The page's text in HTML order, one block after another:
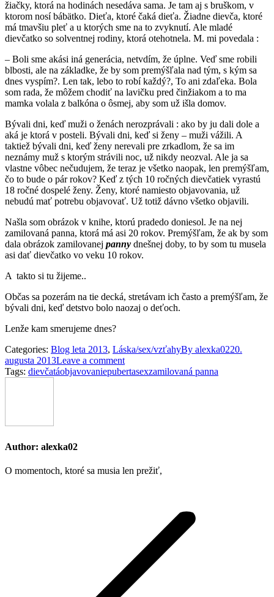
žiačky, ktorá na hodinách nesedáva sama. Je tam aj s bruškom, v
ktorom nosí bábätko. Dieťa, ktoré čaká dieťa. Žiadne dievča, ktoré
má tmavšiu pleť a u ktorých sme na to zvyknutí. Ale mladé
dievčatko so solventnej rodiny, ktorá otehotnela. M. mi povedala :
– Boli sme akási iná generácia, netvdím, že úplne. Veď sme robili
blbosti, ale na základke, že by som premýšľala nad tým, s kým sa
dnes vyspím?. Len tak, lebo to robí každý?, To ani zdaľeka. Bola
som rada, že môžem chodiť na lavičku pred činžiakom a to ma
mamka volala z balkóna o ôsmej, aby som už išla domov.
Bývali dni, keď muži o ženách nerozprávali : ako by ju dali dole a
aká je ktorá v posteli. Bývali dni, keď si ženy – muži vážili. A
taktiež bývali dni, keď ženy nerevali pre zrkadlom, že sa im
neznámy muž s ktorým strávili noc, už nikdy neozval. Ale ja sa
vlastne vôbec nečudujem, že teraz je všetko naopak, len premýšľam,
čo to bude o pár rokov? Keď z tých 10 ročných dievčatiek vyrastú
18 ročné dospelé ženy. Ženy, ktoré namiesto objavovania, už
nebudú mať potrebu objavovať. Už totiž dávno všetko objavili.
Našla som obrázok v knihe, ktorú pradedo doniesol. Je na nej
zamilovaná panna, ktorá má asi 20 rokov. Premýšľam, že ak by som
dala obrázok zamilovanej panny dnešnej doby, to by som tu musela
asi dať dievčatko vo veku 10 rokov.
A takto si tu žijeme..
Občas sa pozerám na tie decká, stretávam ich často a premýšľam, že
bývali dni, keď detstvo bolo naozaj o deťoch.
Lenže kam smerujeme dnes?
Categories: Blog leta 2013, Láska/sex/vzťahyBy alexka0220.
augusta 2013Leave a comment
Tags: dievčatáobjavovaniepubertasexzamilovaná panna
Author: alexka02
O momentoch, ktoré sa musia len prežiť,